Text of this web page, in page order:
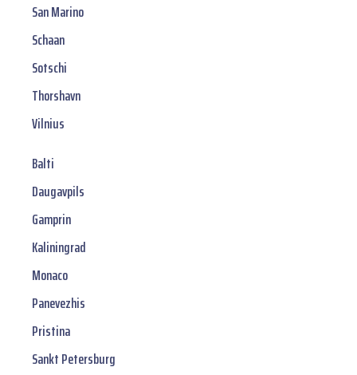
San Marino
Schaan
Sotschi
Thorshavn
Vilnius
Balti
Daugavpils
Gamprin
Kaliningrad
Monaco
Panevezhis
Pristina
Sankt Petersburg